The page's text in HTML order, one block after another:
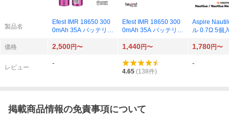
製品名
Efest IMR 18650 300
0mAh 35A バッテリー
Efest IMR 18650 300
0mAh 35A バッテリー
Aspire
ル 0.7Ω 5個
価格 2,500円〜 1,440円〜 1,780円〜
レビュー
-
4.65 (138件)
-
掲載商品情報の免責事項について